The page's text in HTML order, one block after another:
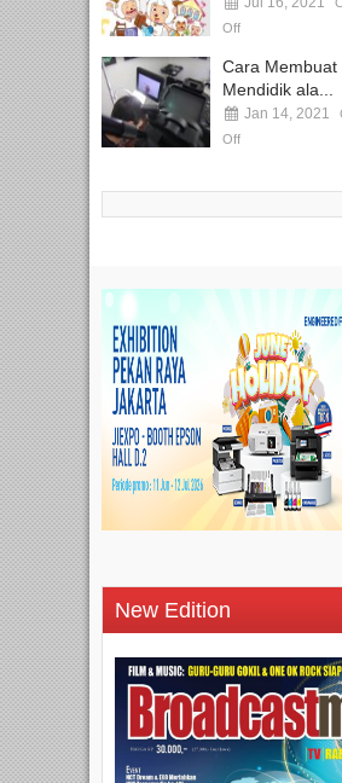
Off
Cara Membuat
Mendidik ala...
Jan 14, 2021
Off
New Edition